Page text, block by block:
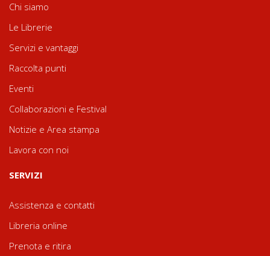
Chi siamo
Le Librerie
Servizi e vantaggi
Raccolta punti
Eventi
Collaborazioni e Festival
Notizie e Area stampa
Lavora con noi
SERVIZI
Assistenza e contatti
Libreria online
Prenota e ritira